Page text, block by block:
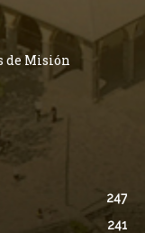
de Misión
247
241